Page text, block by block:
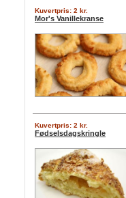
Kuvertpris: 2 kr.
Mor's Vanillekranse
Kuvertpris: 2 kr.
Fødselsdagskringle